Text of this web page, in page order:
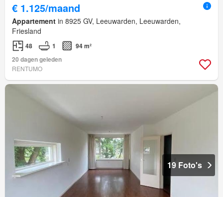
€ 1.125/maand
Appartement in 8925 GV, Leeuwarden, Leeuwarden,
Friesland
48 1
94 m²
20 dagen geleden
RENTUMO
19 Foto's